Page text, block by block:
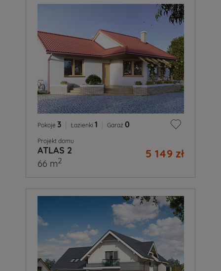
Pokoje 3 Łazienki 1 Garaż 0
Projekt domu
ATLAS 2 5 149 zł
66 m2